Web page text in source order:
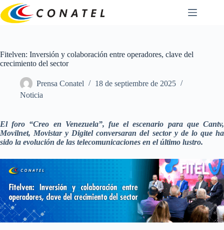
Saltar
al
contenido
Fitelven: Inversión y colaboración entre operadores, clave del
crecimiento del sector
Prensa Conatel
18 de septiembre de 2025
Noticia
El foro “Creo en Venezuela”, fue el escenario para que Cantv,
Movilnet, Movistar y Digitel conversaran del sector y de lo que ha
sido la evolución de las telecomunicaciones en el último lustro.